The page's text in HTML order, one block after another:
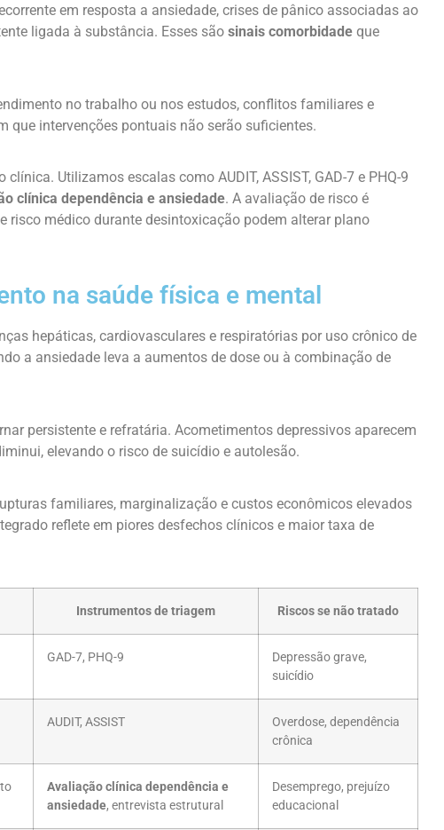
em resposta a ansiedade, crises de pânico associadas ao
ligada à substância. Esses são sinais comorbidade que
no trabalho ou nos estudos, conflitos familiares e
que intervenções pontuais não serão suficientes.
Utilizamos escalas como AUDIT, ASSIST, GAD-7 e PHQ-9
clínica dependência e ansiedade. A avaliação de risco é
risco médico durante desintoxicação podem alterar plano
na saúde física e mental
hepáticas, cardiovasculares e respiratórias por uso crônico de
a ansiedade leva a aumentos de dose ou à combinação de
persistente e refratária. Acometimentos depressivos aparecem
elevando o risco de suicídio e autolesão.
familiares, marginalização e custos econômicos elevados
reflete em piores desfechos clínicos e maior taxa de
Instrumentos de triagem Riscos se não tratado
GAD-7, PHQ-9
Depressão grave,
suicídio
AUDIT, ASSIST
Overdose, dependência
crônica
Avaliação clínica dependência e
ansiedade, entrevista estrutural
Desemprego, prejuízo
educacional